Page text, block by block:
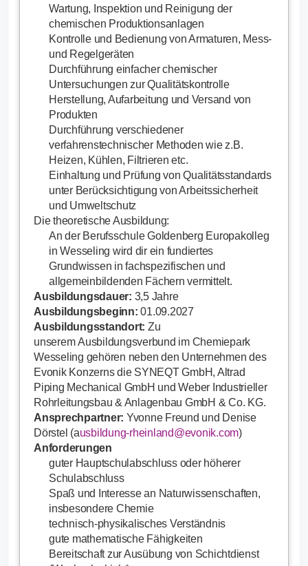
Wartung, Inspektion und Reinigung der
chemischen Produktionsanlagen
Kontrolle und Bedienung von Armaturen, Mess-
und Regelgeräten
Durchführung einfacher chemischer
Untersuchungen zur Qualitätskontrolle
Herstellung, Aufarbeitung und Versand von
Produkten
Durchführung verschiedener
verfahrenstechnischer Methoden wie z.B.
Heizen, Kühlen, Filtrieren etc.
Einhaltung und Prüfung von Qualitätsstandards
unter Berücksichtigung von Arbeitssicherheit
und Umweltschutz
Die theoretische Ausbildung:
An der Berufsschule Goldenberg Europakolleg
in Wesseling wird dir ein fundiertes
Grundwissen in fachspezifischen und
allgemeinbildenden Fächern vermittelt.
Ausbildungsdauer: 3,5 Jahre
Ausbildungsbeginn: 01.09.2027
Ausbildungsstandort: Zu
unserem Ausbildungsverbund im Chemiepark
Wesseling gehören neben den Unternehmen des
Evonik Konzerns die SYNEQT GmbH, Altrad
Piping Mechanical GmbH und Weber Industrieller
Rohrleitungsbau & Anlagenbau GmbH & Co. KG.
Ansprechpartner: Yvonne Freund und Denise
Dörstel (ausbildung-rheinland@evonik.com)
Anforderungen
guter Hauptschulabschluss oder höherer
Schulabschluss
Spaß und Interesse an Naturwissenschaften,
insbesondere Chemie
technisch-physikalisches Verständnis
gute mathematische Fähigkeiten
Bereitschaft zur Ausübung von Schichtdienst